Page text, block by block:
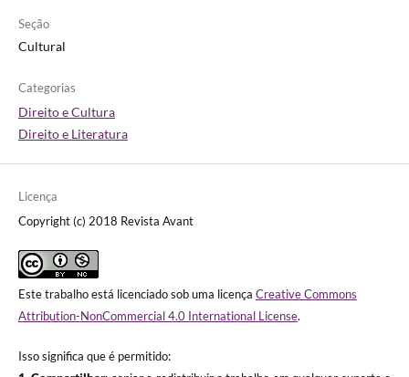
Seção
Cultural
Categorias
Direito e Cultura
Direito e Literatura
Licença
Copyright (c) 2018 Revista Avant
Este trabalho está licenciado sob uma licença Creative Commons
Attribution-NonCommercial 4.0 International License.
Isso significa que é permitido: